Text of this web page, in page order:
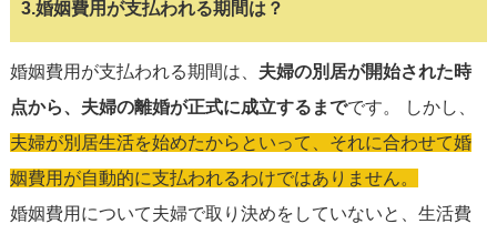
3.婚姻費用が支払われる期間は？
婚姻費用が支払われる期間は、 夫婦の別居が開始された時
点から、夫婦の離婚が正式に成立するまでです。 しかし、
夫婦が別居生活を始めたからといって、それに合わせて婚
姻費用が自動的に支払われるわけではありません。
婚姻費用について夫婦で取り決めをしていないと、生活費